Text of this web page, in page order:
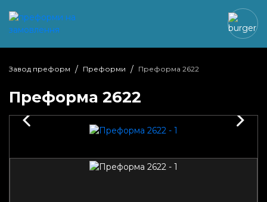
Завод преформ Преформи Преформа 2622
Преформа 2622